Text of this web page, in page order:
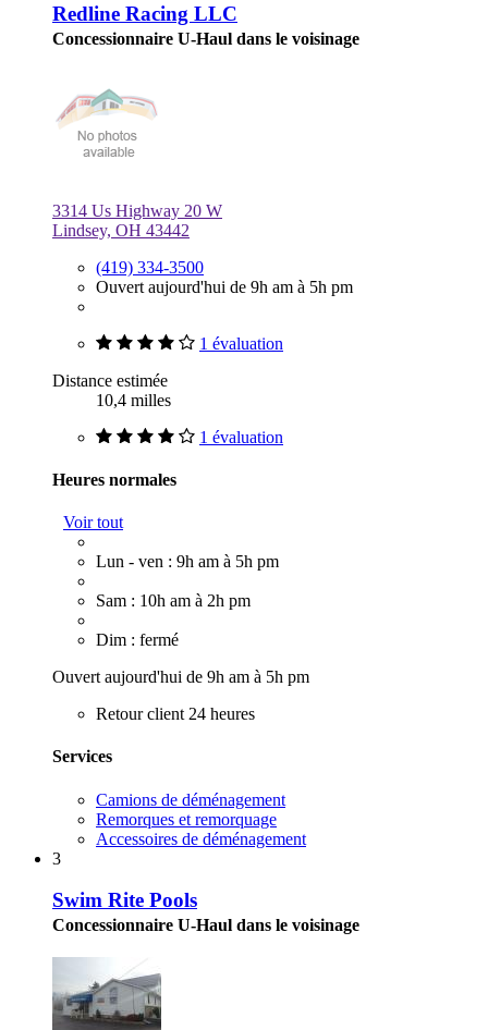
Redline Racing LLC
Concessionnaire U-Haul dans le voisinage
3314 Us Highway 20 W
Lindsey, OH 43442
(419) 334-3500
Ouvert aujourd'hui de 9h am à 5h pm
1 évaluation
Distance estimée
10,4 milles
1 évaluation
Heures normales
Voir tout
Lun - ven : 9h am à 5h pm
Sam : 10h am à 2h pm
Dim : fermé
Ouvert aujourd'hui de 9h am à 5h pm
Retour client 24 heures
Services
Camions de déménagement
Remorques et remorquage
Accessoires de déménagement
3
Swim Rite Pools
Concessionnaire U-Haul dans le voisinage